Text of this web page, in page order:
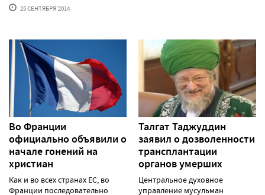
25 СЕНТЯБРЯ'2014
Во Франции
официально объявили о
начале гонений на
христиан
Как и во всех странах ЕС, во
Франции последовательно
Талгат Таджуддин
заявил о дозволенности
трансплантации
органов умерших
Центральное духовное
управление мусульман